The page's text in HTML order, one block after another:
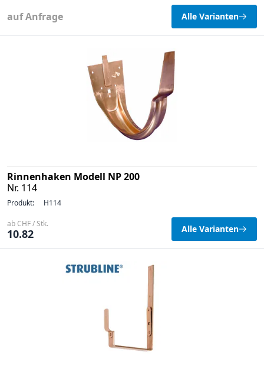
auf Anfrage Alle Varianten
Rinnenhaken Modell NP 200
Nr. 114
Produkt: H114
ab CHF / Stk.
10.82 Alle Varianten